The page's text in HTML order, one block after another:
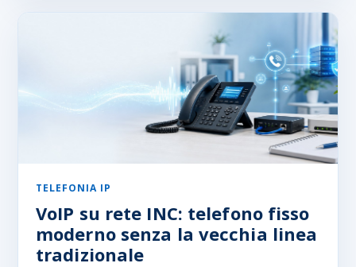
TELEFONIA IP
VoIP su rete INC: telefono fisso
moderno senza la vecchia linea
tradizionale